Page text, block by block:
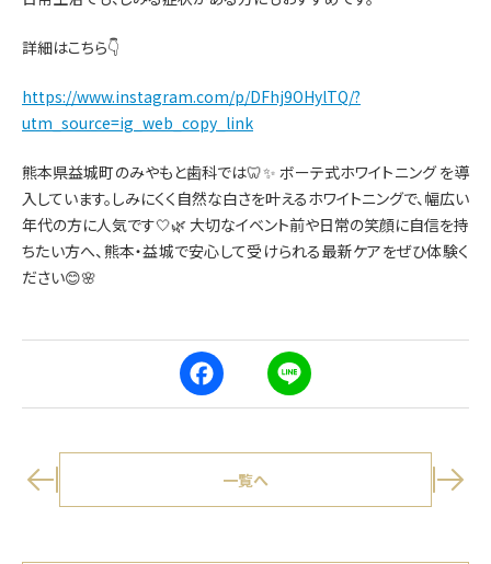
詳細はこちら👇
https://www.instagram.com/p/DFhj9OHylTQ/?
utm_source=ig_web_copy_link
熊本県益城町のみやもと歯科では🦷✨ ボーテ式ホワイトニング を導
入しています。しみにくく自然な白さを叶えるホワイトニングで、幅広い
年代の方に人気です🤍🌿 大切なイベント前や日常の笑顔に自信を持
ちたい方へ、熊本・益城で安心して受けられる最新ケアをぜひ体験く
ださい😊🌸
c
o
o
k
n
一覧へ